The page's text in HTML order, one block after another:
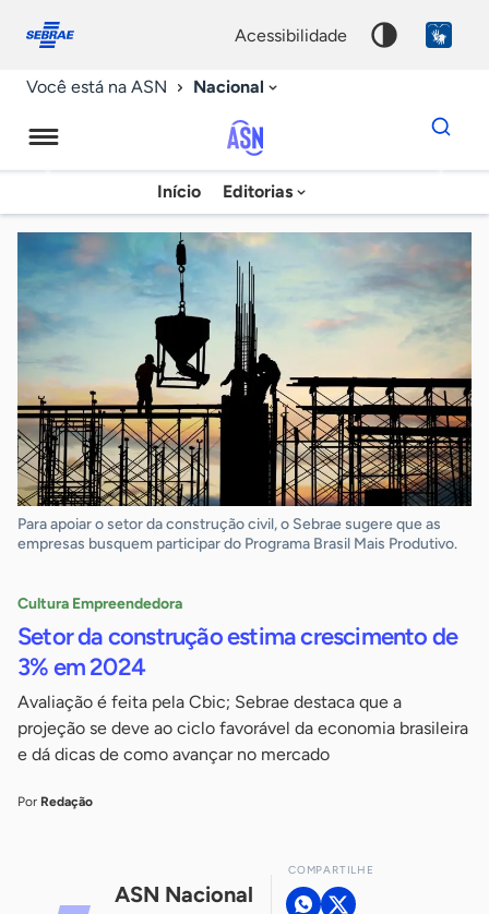
conosco
acessibilidade
Você está na ASN Nacional
Agência
Sebrae
de
Notícias
Início Editorias
Dados
para
chave
Para apoiar o setor da construção civil, o Sebrae sugere que as
empresas busquem participar do Programa Brasil Mais Produtivo.
Cultura Empreendedora
Setor da construção estima crescimento de
3% em 2024
Avaliação é feita pela Cbic; Sebrae destaca que a
projeção se deve ao ciclo favorável da economia brasileira
e dá dicas de como avançar no mercado
Por Redação
ASN Nacional
COMPARTILHE